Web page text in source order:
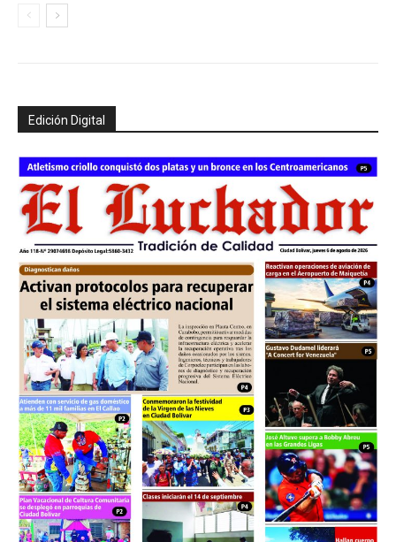
Edición Digital